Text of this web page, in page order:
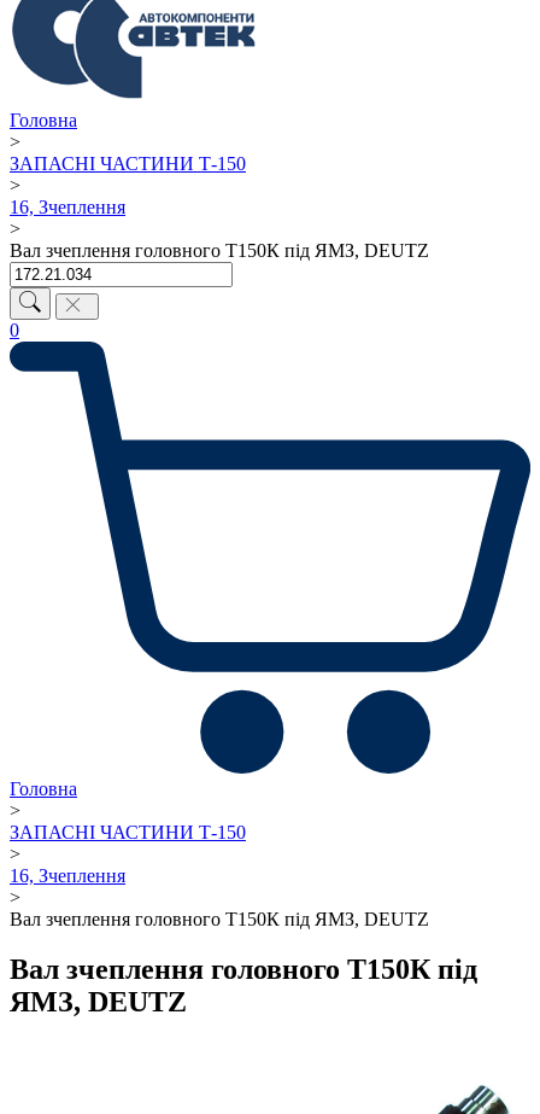
Головна
>
ЗАПАСНІ ЧАСТИНИ Т-150
>
16, Зчеплення
>
Вал зчеплення головного Т150К під ЯМЗ, DEUTZ
0
Головна
>
ЗАПАСНІ ЧАСТИНИ Т-150
>
16, Зчеплення
>
Вал зчеплення головного Т150К під ЯМЗ, DEUTZ
Вал зчеплення головного Т150К під
ЯМЗ, DEUTZ